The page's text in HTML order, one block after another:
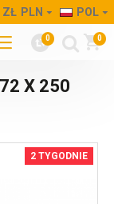
ZŁ PLN POL
0 0
X 250
2 TYGODNIE